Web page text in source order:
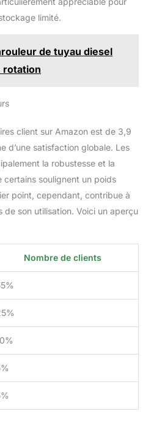
limité.
de tuyau diesel
rotation
client sur Amazon est de 3,9
d’une satisfaction globale. Les
la robustesse et la
certains soulignent un poids
point, cependant, contribue à
de son utilisation. Voici un aperçu
Nombre de clients